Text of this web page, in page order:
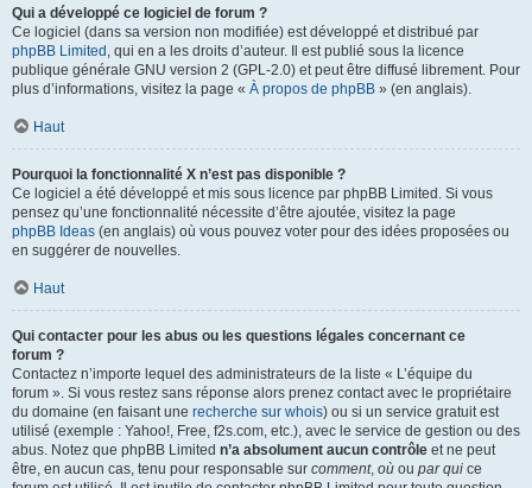
Qui a développé ce logiciel de forum ?
Ce logiciel (dans sa version non modifiée) est développé et distribué par
phpBB Limited , qui en a les droits d’auteur. Il est publié sous la licence
publique générale GNU version 2 (GPL-2.0) et peut être diffusé librement. Pour
plus d’informations, visitez la page « À propos de phpBB » (en anglais).
Haut
Pourquoi la fonctionnalité X n’est pas disponible ?
Ce logiciel a été développé et mis sous licence par phpBB Limited. Si vous
pensez qu’une fonctionnalité nécessite d’être ajoutée, visitez la page
phpBB Ideas (en anglais) où vous pouvez voter pour des idées proposées ou
en suggérer de nouvelles.
Haut
Qui contacter pour les abus ou les questions légales concernant ce
forum ?
Contactez n’importe lequel des administrateurs de la liste « L’équipe du
forum ». Si vous restez sans réponse alors prenez contact avec le propriétaire
du domaine (en faisant une recherche sur whois) ou si un service gratuit est
utilisé (exemple : Yahoo!, Free, f2s.com, etc.), avec le service de gestion ou des
abus. Notez que phpBB Limited n’a absolument aucun contrôle et ne peut
être, en aucun cas, tenu pour responsable sur comment, où ou par qui ce